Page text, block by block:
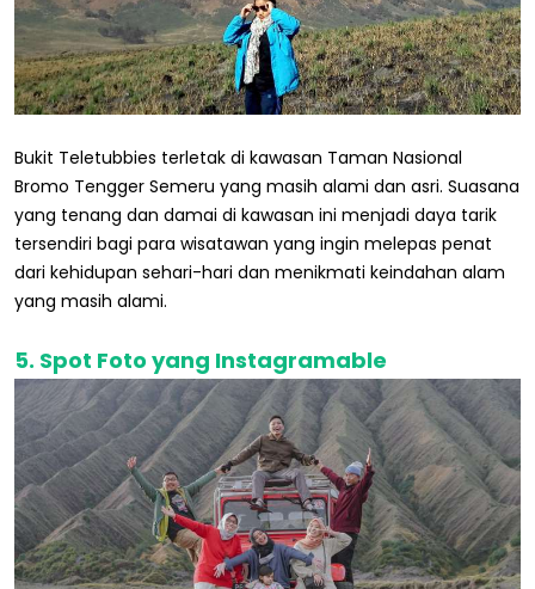
Bukit Teletubbies terletak di kawasan Taman Nasional
Bromo Tengger Semeru yang masih alami dan asri. Suasana
yang tenang dan damai di kawasan ini menjadi daya tarik
tersendiri bagi para wisatawan yang ingin melepas penat
dari kehidupan sehari-hari dan menikmati keindahan alam
yang masih alami.
5. Spot Foto yang Instagramable